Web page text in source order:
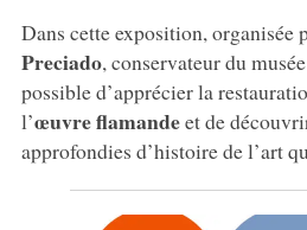
Dans cette exposition, organisée
Preciado, conservateur du
possible d’apprécier la
l’œuvre flamandeet de
approfondies d’histoire de l’art